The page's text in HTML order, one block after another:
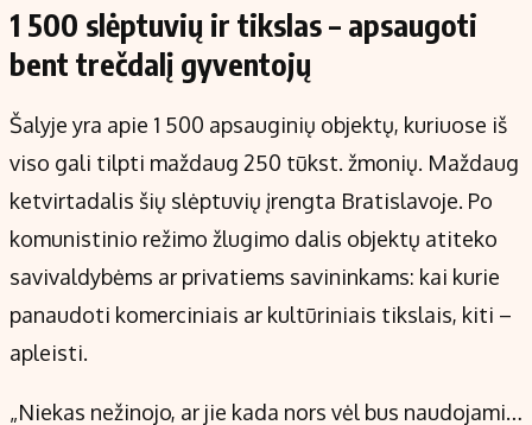
1 500 slėptuvių ir tikslas – apsaugoti
bent trečdalį gyventojų
Šalyje yra apie 1 500 apsauginių objektų, kuriuose iš
viso gali tilpti maždaug 250 tūkst. žmonių. Maždaug
ketvirtadalis šių slėptuvių įrengta Bratislavoje. Po
komunistinio režimo žlugimo dalis objektų atiteko
savivaldybėms ar privatiems savininkams: kai kurie
panaudoti komerciniais ar kultūriniais tikslais, kiti –
apleisti.
„Niekas nežinojo, ar jie kada nors vėl bus naudojami…